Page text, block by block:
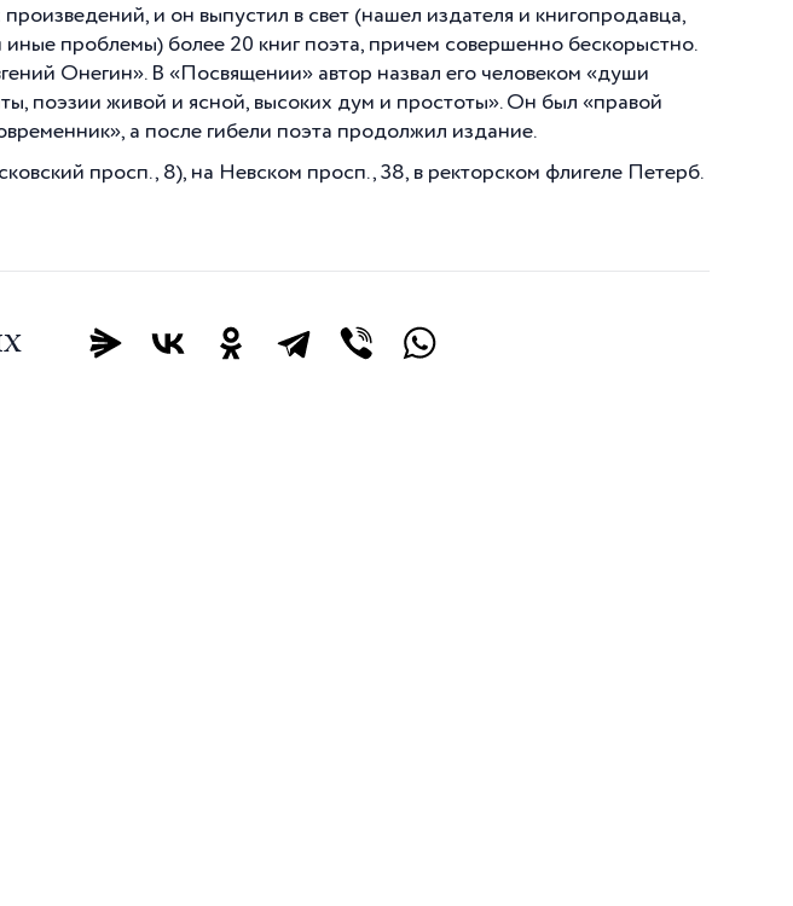
и он выпустил в свет (нашел издателя и книгопродавца,
проблемы) более 20 книг поэта, причем совершенно бескорыстно.
Онегин». В «Посвящении» автор назвал его человеком «души
поэзии живой и ясной, высоких дум и простоты». Он был «правой
а после гибели поэта продолжил издание.
просп., 8), на Невском просп., 38, в ректорском флигеле Петерб.